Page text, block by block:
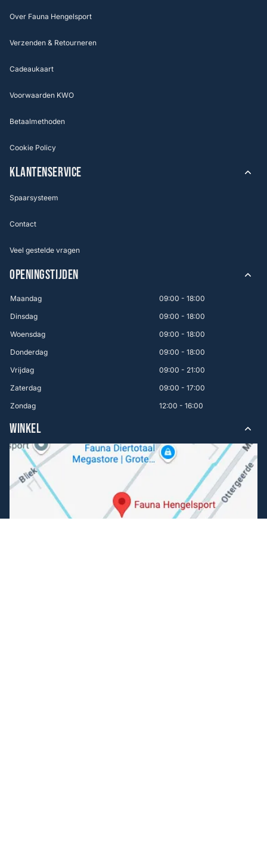
Over Fauna Hengelsport
Verzenden & Retourneren
Cadeaukaart
Voorwaarden KWO
Betaalmethoden
Cookie Policy
KLANTENSERVICE
Spaarsysteem
Contact
Veel gestelde vragen
OPENINGSTIJDEN
Maandag
09:00 - 18:00
Dinsdag
09:00 - 18:00
Woensdag
09:00 - 18:00
Donderdag
09:00 - 18:00
Vrijdag
09:00 - 21:00
Zaterdag
09:00 - 17:00
Zondag
12:00 - 16:00
WINKEL